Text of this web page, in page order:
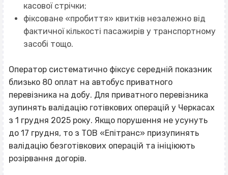
касової стрічки;
фіксоване «пробиття» квитків незалежно від
фактичної кількості пасажирів у транспортному
засобі тощо.
Оператор систематично фіксує середній показник
близько 80 оплат на автобус приватного
перевізника на добу. Для приватного перевізника
зупинять валідацію готівкових операцій у Черкасах
з 1 грудня 2025 року. Якщо порушення не усунуть
до 17 грудня, то з ТОВ «Епітранс» призупинять
валідацію безготівкових операцій та ініціюють
розірвання догорів.